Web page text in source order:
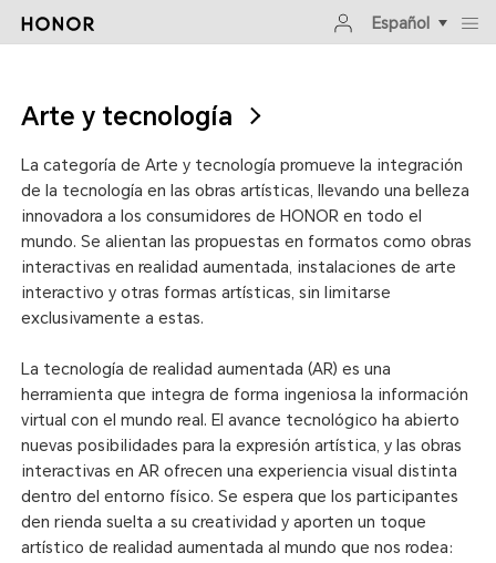
Español
Arte y tecnología
La categoría de Arte y tecnología promueve la integración
de la tecnología en las obras artísticas, llevando una belleza
innovadora a los consumidores de HONOR en todo el
mundo. Se alientan las propuestas en formatos como obras
interactivas en realidad aumentada, instalaciones de arte
interactivo y otras formas artísticas, sin limitarse
exclusivamente a estas.
La tecnología de realidad aumentada (AR) es una
herramienta que integra de forma ingeniosa la información
virtual con el mundo real. El avance tecnológico ha abierto
nuevas posibilidades para la expresión artística, y las obras
interactivas en AR ofrecen una experiencia visual distinta
dentro del entorno físico. Se espera que los participantes
den rienda suelta a su creatividad y aporten un toque
artístico de realidad aumentada al mundo que nos rodea: